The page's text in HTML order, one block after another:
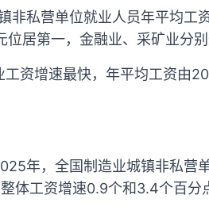
非私营单位就业人员年平均工
位居第一，金融业、采矿业分
工资增速最快，年平均工资由
年，全国制造业城镇非私营
体工资增速0.9个和3.4个百分